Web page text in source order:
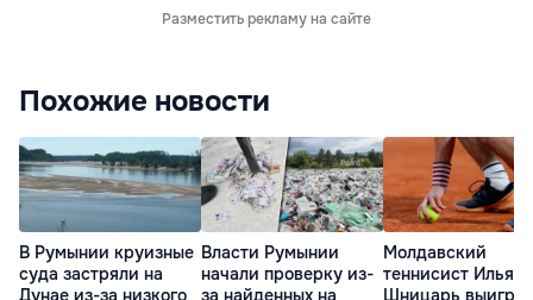
Разместить рекламу на сайте
Похожие новости
В Румынии круизные
суда застряли на
Дунае из-за низкого
Власти Румынии
начали проверку из-
за найденных на
Молдавский
теннисист Илья
Шницарь выиграл